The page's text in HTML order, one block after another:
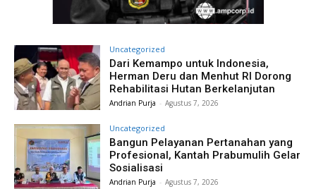
Uncategorized
Dari Kemampo untuk Indonesia,
Herman Deru dan Menhut RI Dorong
Rehabilitasi Hutan Berkelanjutan
Andrian Purja - Agustus 7, 2026
Uncategorized
Bangun Pelayanan Pertanahan yang
Profesional, Kantah Prabumulih Gelar
Sosialisasi
Andrian Purja - Agustus 7, 2026